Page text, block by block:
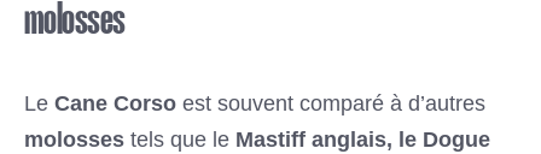
molosses
Le Cane Corso est souvent comparé à d’autres
molosses tels que le Mastiff anglais, le Dogue